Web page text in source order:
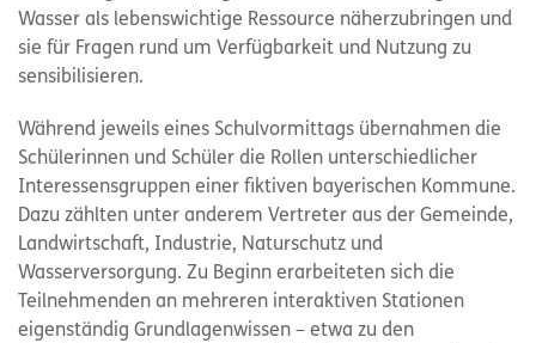
Wasser als lebenswichtige Ressource näherzubringen und
sie für Fragen rund um Verfügbarkeit und Nutzung zu
sensibilisieren.
Während jeweils eines Schulvormittags übernahmen die
Schülerinnen und Schüler die Rollen unterschiedlicher
Interessensgruppen einer fiktiven bayerischen Kommune.
Dazu zählten unter anderem Vertreter aus der Gemeinde,
Landwirtschaft, Industrie, Naturschutz und
Wasserversorgung. Zu Beginn erarbeiteten sich die
Teilnehmenden an mehreren interaktiven Stationen
eigenständig Grundlagenwissen – etwa zu den